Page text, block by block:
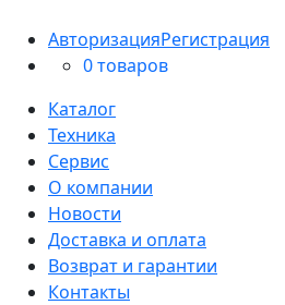
АвторизацияРегистрация
0 товаров
Каталог
Техника
Сервис
О компании
Новости
Доставка и оплата
Возврат и гарантии
Контакты